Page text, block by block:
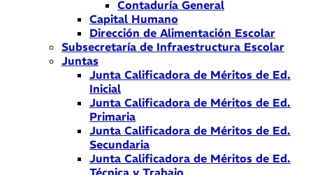
Contaduría General
Capital Humano
Dirección de Alimentación Escolar
Subsecretaría de Infraestructura Escolar
Juntas
Junta Calificadora de Méritos de Ed.
Inicial
Junta Calificadora de Méritos de Ed.
Primaria
Junta Calificadora de Méritos de Ed.
Secundaria
Junta Calificadora de Méritos de Ed.
Técnica y Trabajo